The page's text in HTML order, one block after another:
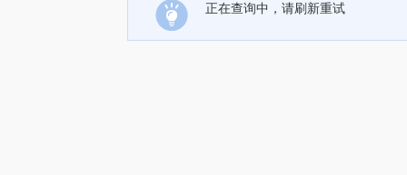
正在查询中，请刷新重试